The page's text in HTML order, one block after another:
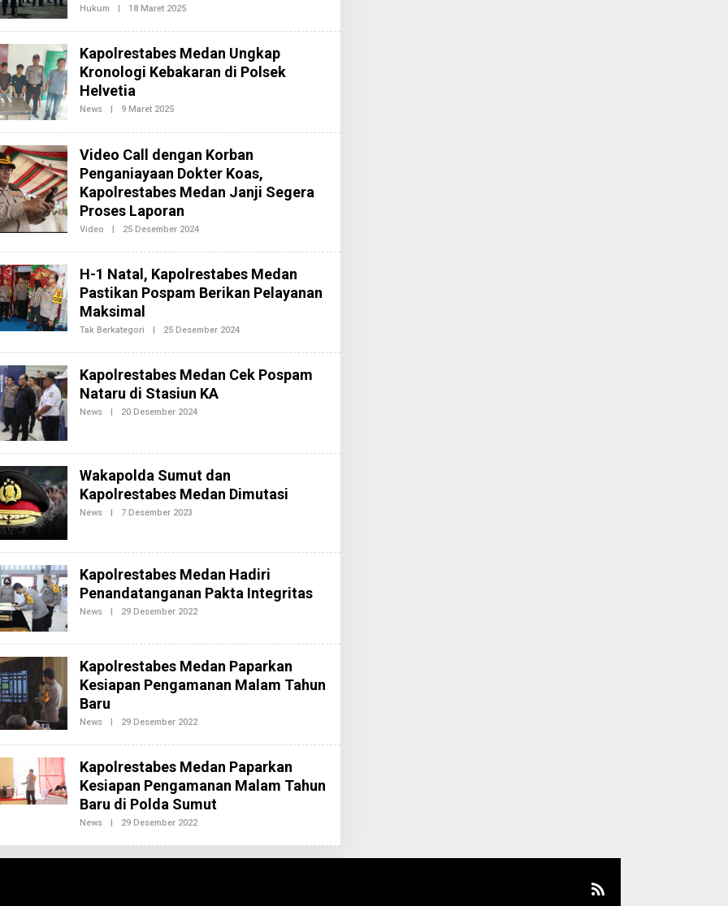
S
2
Hukum 18 Maret 2025O
E
R
E
D
2
Kapolrestabes Medan Ungkap
Kronologi Kebakaran di Polsek
Helvetia
News 9 Maret 2025O
E
R
E
D
A
K
S
2
Video Call dengan Korban
Penganiayaan Dokter Koas,
Kapolrestabes Medan Janji Segera
Proses Laporan
Video | 25 Desember 2024O
E
R
E
D
S
2
H-1 Natal, Kapolrestabes Medan
Pastikan Pospam Berikan Pelayanan
Maksimal
Tak Berkategori | 25 Desember 2024O
E
R
2
Kapolrestabes Medan Cek Pospam
Nataru di Stasiun KA
News | 20 Desember 2024O
R
E
D
A
K
Wakapolda Sumut dan
Kapolrestabes Medan Dimutasi
News 7 Desember 2023
E
D
A
S
Kapolrestabes Medan Hadiri
Penandatanganan Pakta Integritas
News | 29 Desember 2022O
H
E
D
A
I
Kapolrestabes Medan Paparkan
Kesiapan Pengamanan Malam Tahun
Baru
News | 29 Desember 2022O
E
R
D
A
K
S
2
Kapolrestabes Medan Paparkan
Kesiapan Pengamanan Malam Tahun
Baru di Polda Sumut
News | 29 Desember 2022O
E
H